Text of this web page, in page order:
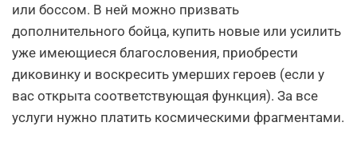
или боссом. В ней можно призвать
дополнительного бойца, купить новые или усилить
уже имеющиеся благословения, приобрести
диковинку и воскресить умерших героев (если у
вас открыта соответствующая функция). За все
услуги нужно платить космическими фрагментами.